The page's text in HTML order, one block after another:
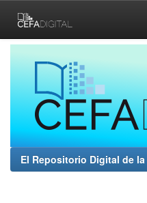
navigation
El Repositorio Digital de